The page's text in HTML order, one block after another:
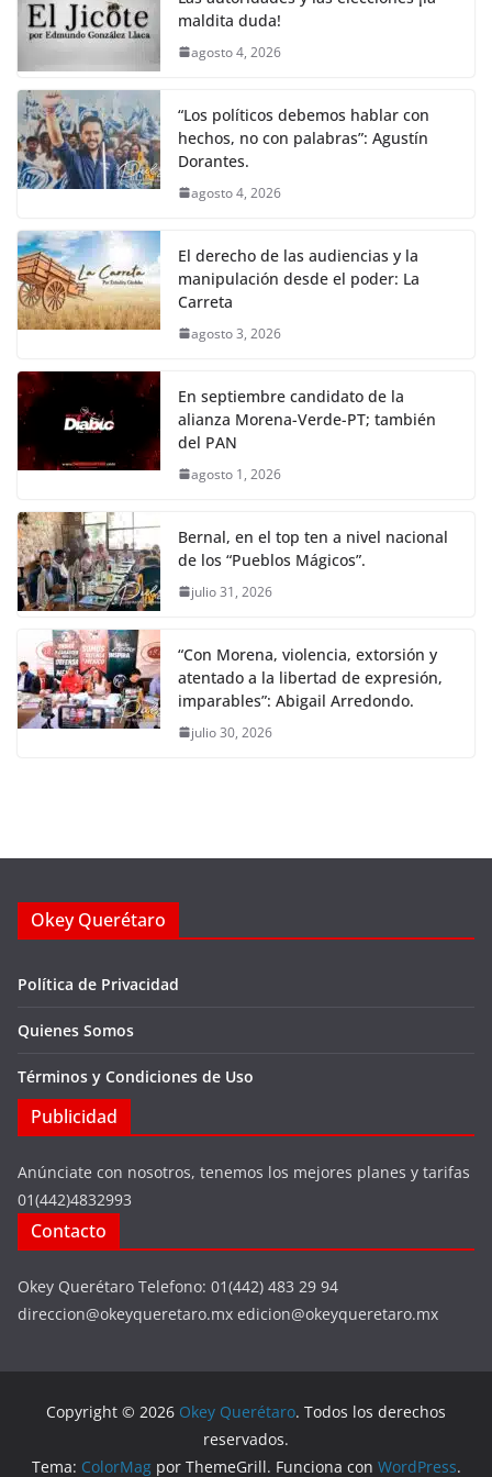
k
maldita duda!
agosto 4, 2026
“Los políticos debemos hablar con
hechos, no con palabras”: Agustín
Dorantes.
agosto 4, 2026
El derecho de las audiencias y la
manipulación desde el poder: La
Carreta
agosto 3, 2026
En septiembre candidato de la
alianza Morena-Verde-PT; también
del PAN
agosto 1, 2026
Bernal, en el top ten a nivel nacional
de los “Pueblos Mágicos”.
julio 31, 2026
“Con Morena, violencia, extorsión y
atentado a la libertad de expresión,
imparables”: Abigail Arredondo.
julio 30, 2026
Okey Querétaro
Política de Privacidad
Quienes Somos
Términos y Condiciones de Uso
Publicidad
Anúnciate con nosotros, tenemos los mejores planes y tarifas
01(442)4832993
Contacto
Okey Querétaro Telefono: 01(442) 483 29 94
direccion@okeyqueretaro.mx edicion@okeyqueretaro.mx
Copyright © 2026 Okey Querétaro. Todos los derechos
reservados.
Tema: ColorMagpor ThemeGrill. Funciona con WordPress.